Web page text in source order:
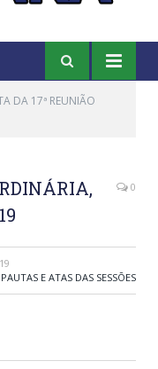
DA 17ª REUNIÃO
0
PAUTAS E ATAS DAS SESSÕES